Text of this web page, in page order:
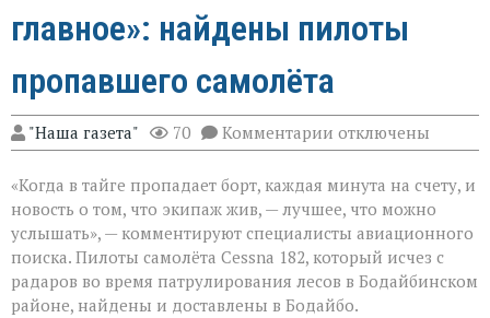
главное»: найдены пилоты
пропавшего самолёта
"Наша газета" 70 Комментарии к
записи
на
земле — это
главное»:
найдены
пилоты
пропавшего
самолёта
отключены
«Когда в тайге пропадает борт, каждая минута на счету, и
новость о том, что экипаж жив, — лучшее, что можно
услышать», — комментируют специалисты авиационного
поиска. Пилоты самолёта Cessna 182, который исчез с
радаров во время патрулирования лесов в Бодайбинском
районе, найдены и доставлены в Бодайбо.